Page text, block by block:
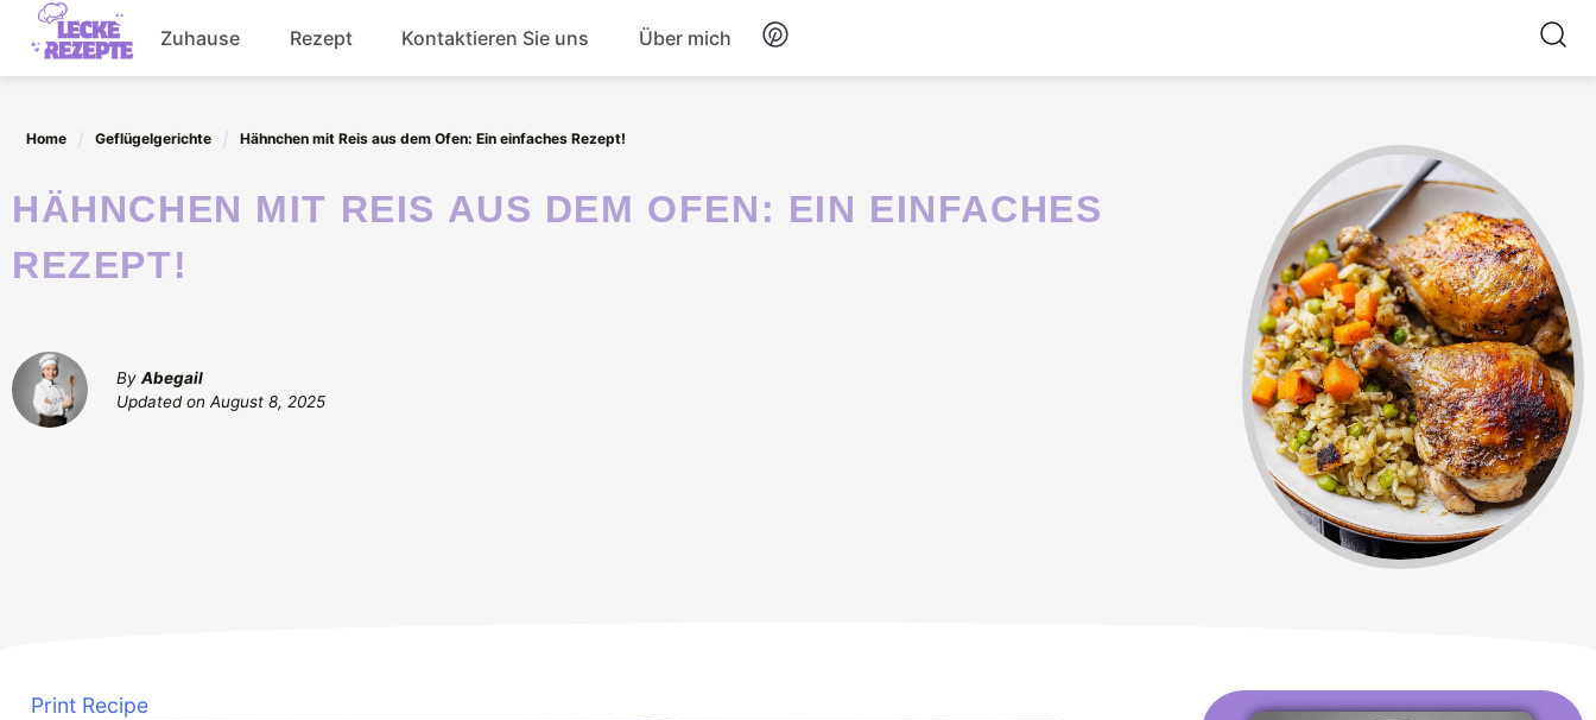
Skip
content
Zuhause Rezept Kontaktieren Sie uns Über mich
Home Geflügelgerichte Hähnchen mit Reis aus dem Ofen: Ein einfaches Rezept!
HÄHNCHEN MIT REIS AUS DEM OFEN: EIN EINFACHES
REZEPT!
By Abegail
Updated on August 8, 2025
Print Recipe